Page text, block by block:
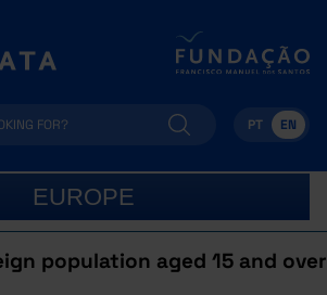
PT EN
EUROPE
population aged 15 and over